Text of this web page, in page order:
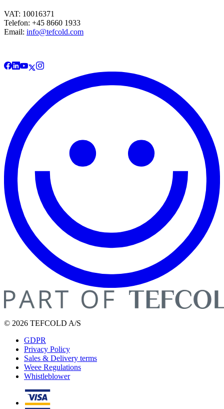
VAT: 10016371
Telefon: +45 8660 1933
Email: info@tefcold.com
© 2026 TEFCOLD A/S
GDPR
Privacy Policy
Sales & Delivery terms
Weee Regulations
Whistleblower